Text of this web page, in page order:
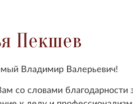
Пекшев
Владимир Валерьевич!
со словами благодарности